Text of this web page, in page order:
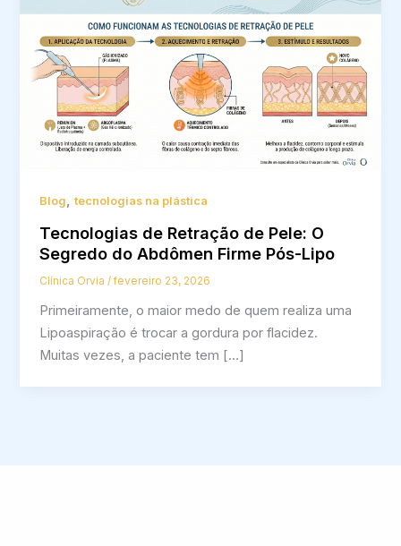
Blog,tecnologias na plástica
Tecnologias de Retração de Pele: O
Segredo do Abdômen Firme Pós-Lipo
Clínica Orvia/fevereiro 23, 2026
Primeiramente, o maior medo de quem realiza uma
Lipoaspiração é trocar a gordura por flacidez.
Muitas vezes, a paciente tem […]